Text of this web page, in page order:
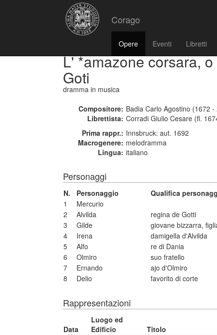
Corago
Opere Eventi Libretti
L' *amazone corsara,
Goti
dramma in musica
Compositore: Badia Carlo Agostino (1672
Librettista: Corradi Giulio Cesare (fl.
Prima rappr.: Innsbruck: aut. 1692
Macrogenere: melodramma
Lingua: italiano
Personaggi
N. Personaggio
Qualifica
1
Mercurio
2
Alvilda
regina de Gotti
3
Gilde
giovane bizzarra,
4
Irena
damigella d'Alvilda
5
Alfo
re di Dania
6
Olmiro
suo fratello
7
Ernando
ajo d'Olmiro
8
Delio favorito di corte
Rappresentazioni
Data
Luogo ed
Edificio
Titolo